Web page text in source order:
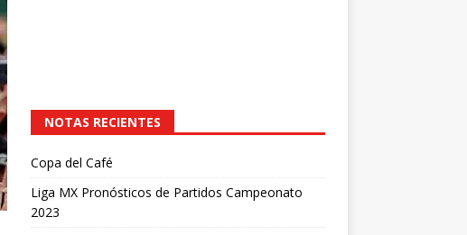
NOTAS RECIENTES
Copa del Café
Liga MX Pronósticos de Partidos Campeonato
2023